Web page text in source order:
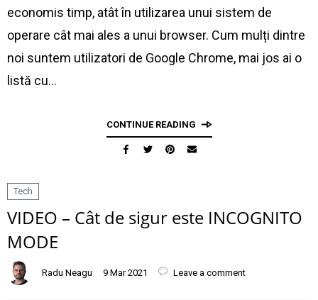
economis timp, atât în utilizarea unui sistem de
operare cât mai ales a unui browser. Cum mulți dintre
noi suntem utilizatori de Google Chrome, mai jos ai o
listă cu…
CONTINUE READING
Tech
VIDEO – Cât de sigur este INCOGNITO
MODE
Radu Neagu 9 Mar 2021 Leave a comment